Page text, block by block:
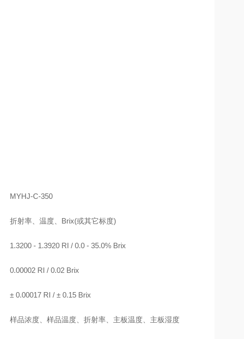
MYHJ-C-350
折射率、温度、Brix(或其它标度)
1.3200 - 1.3920 RI / 0.0 - 35.0% Brix
0.00002 RI / 0.02 Brix
± 0.00017 RI / ± 0.15 Brix
样品浓度、样品温度、折射率、主板温度、主板湿度